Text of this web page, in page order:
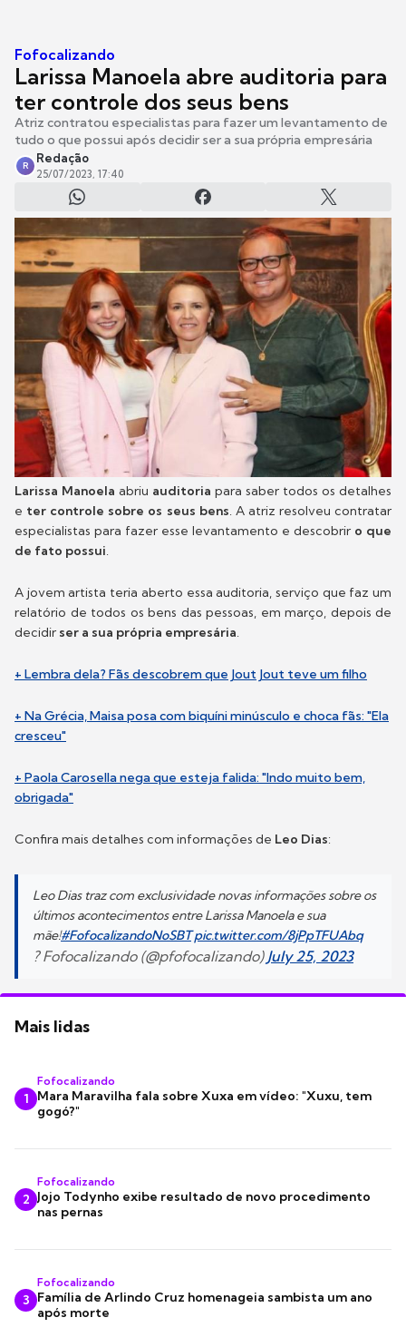
Fofocalizando
Larissa Manoela abre auditoria para
ter controle dos seus bens
Atriz contratou especialistas para fazer um levantamento de
tudo o que possui após decidir ser a sua própria empresária
R
Redação
25/07/2023, 17:40
Larissa Manoela abriu auditoria para saber todos os detalhes
e ter controle sobre os seus bens. A atriz resolveu contratar
especialistas para fazer esse levantamento e descobrir o que
de fato possui.
A jovem artista teria aberto essa auditoria, serviço que faz um
relatório de todos os bens das pessoas, em março, depois de
decidir ser a sua própria empresária.
+ Lembra dela? Fãs descobrem que Jout Jout teve um filho
+ Na Grécia, Maisa posa com biquíni minúsculo e choca fãs: "Ela
cresceu"
+ Paola Carosella nega que esteja falida: "Indo muito bem,
obrigada"
Confira mais detalhes com informações de Leo Dias:
Leo Dias traz com exclusividade novas informações sobre os
últimos acontecimentos entre Larissa Manoela e sua
mãe!#FofocalizandoNoSBT pic.twitter.com/8jPpTFUAbq
? Fofocalizando (@pfofocalizando) July 25, 2023
Mais lidas
1
Fofocalizando
Mara Maravilha fala sobre Xuxa em vídeo: "Xuxu, tem
gogó?"
2
Fofocalizando
Jojo Todynho exibe resultado de novo procedimento
nas pernas
3
Fofocalizando
Família de Arlindo Cruz homenageia sambista um ano
após morte